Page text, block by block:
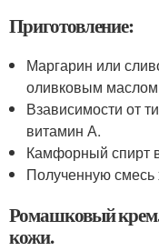
Приготовление:
Маргарин или
оливковым
Взависимости от
витамин А.
Камфорный спирт
Полученную смесь
Ромашковый крем.
кожи.